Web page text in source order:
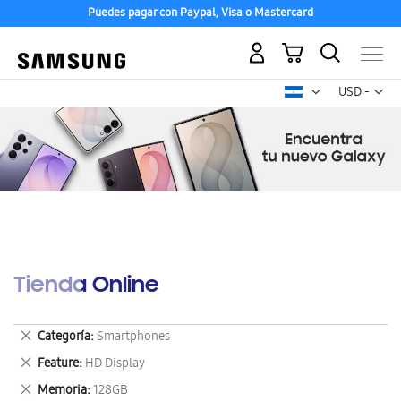
Puedes pagar con Paypal, Visa o Mastercard
USD -
dólar
Mi carrito
Tienda Online
Categoría Smartphones
Eliminar
este
artículo
Feature HD Display
Eliminar
este
Memoria 128GB
Eliminar